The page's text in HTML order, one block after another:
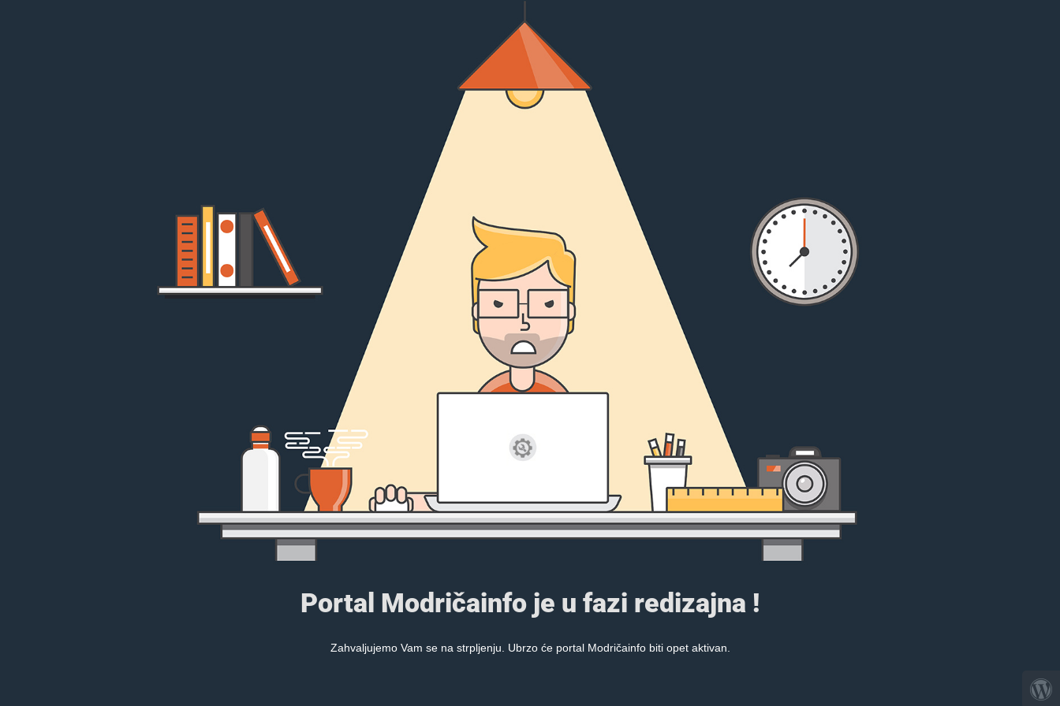
Portal Modričainfo je u fazi redizajna !
Zahvaljujemo Vam se na strpljenju. Ubrzo će portal Modričainfo biti opet aktivan.